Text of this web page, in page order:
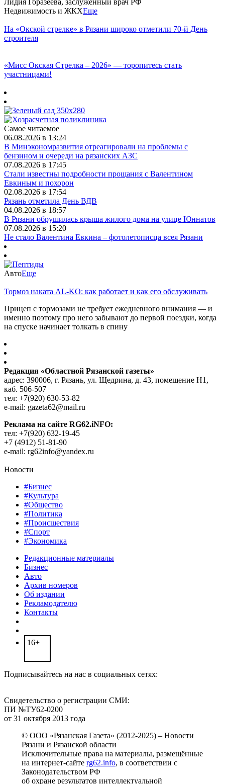
Лидия Горазеева, заслуженный врач РФ
Недвижимость и ЖКХЕще
На «Окской стрелке» в Рязани широко отметили 70-й День
строителя
«Мисс Окская Стрелка – 2026» — торопитесь стать
участницами!
Самое читаемое
06.08.2026 в 13:24
В Минэкономразвития отреагировали на проблемы с
бензином и очереди на рязанских АЗС
07.08.2026 в 17:45
Стали известны подробности прощания с Валентином
Евкиным и похорон
02.08.2026 в 17:54
Рязань отметила День ВДВ
04.08.2026 в 18:57
В Рязани обрушилась крыша жилого дома на улице Юннатов
07.08.2026 в 15:20
Не стало Валентина Евкина – фотолетописца всея Рязани
АвтоЕще
Тормоз наката AL-KO: как работает и как его обслуживать
Прицеп с тормозами не требует ежедневного внимания — и
именно поэтому про него забывают до первой поездки, когда
на спуске начинает толкать в спину
Редакция «Областной Рязанской газеты»
адрес: 390006, г. Рязань, ул. Щедрина, д. 43, помещение Н1,
каб. 506-507
тел: +7(920) 630-53-82
e-mail: gazeta62@mail.ru
Реклама на сайте RG62.iNFO:
тел: +7(920) 632-19-45
+7 (4912) 51-81-90
e-mail: rg62info@yandex.ru
Новости
#Бизнес
#Культура
#Общество
#Политика
#Происшествия
#Спорт
#Экономика
Редакционные материалы
Бизнес
Авто
Архив номеров
Об издании
Рекламодателю
Контакты
16+
Подписывайтесь на нас в социальных сетях:
Свидетельство о регистрации СМИ:
ПИ №ТУ62-0200
от 31 октября 2013 года
© ООО «Рязанская Газета» (2012-2025) – Новости
Рязани и Рязанской области
Исключительные права на материалы, размещённые
на интернет-сайте rg62.info, в соответствии с
Законодательством РФ
об охране результатов интеллектуальной